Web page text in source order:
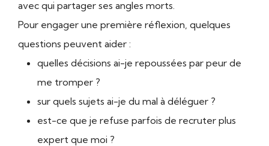
avec qui partager ses angles morts.
Pour engager une première réflexion, quelques
questions peuvent aider :
quelles décisions ai-je repoussées par peur de
me tromper ?
sur quels sujets ai-je du mal à déléguer ?
est-ce que je refuse parfois de recruter plus
expert que moi ?